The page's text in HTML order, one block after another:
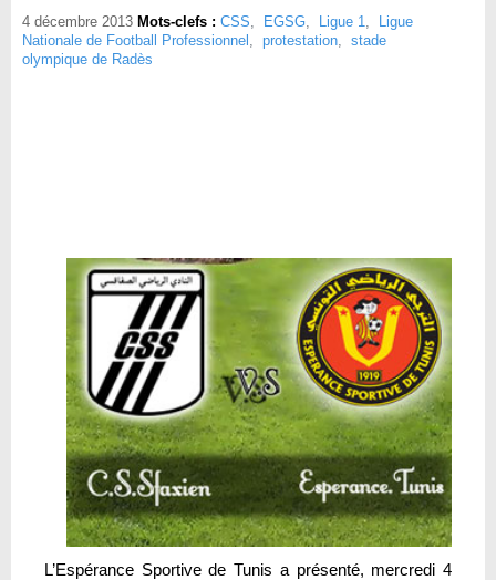
4 décembre 2013 Mots-clefs : CSS, EGSG, Ligue 1,
Ligue
Nationale de Football Professionnel , protestation, stade
olympique de Radès
L’Espérance Sportive de Tunis a présenté, mercredi 4